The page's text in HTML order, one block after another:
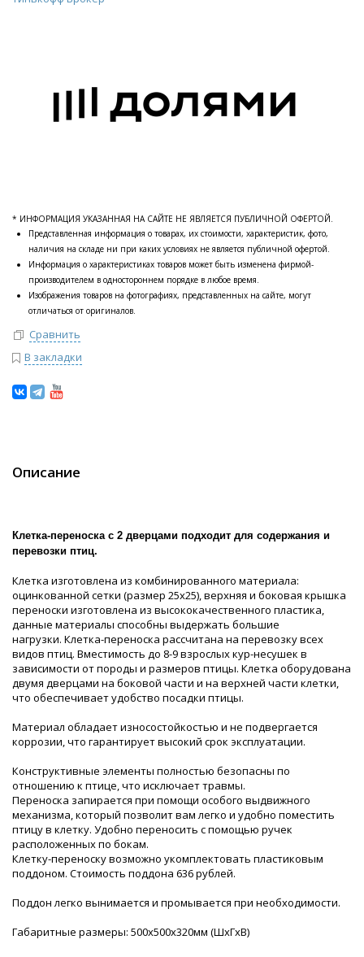
* ИНФОРМАЦИЯ УКАЗАННАЯ НА САЙТЕ НЕ ЯВЛЯЕТСЯ ПУБЛИЧНОЙ ОФЕРТОЙ.
Представленная информация о товарах, их стоимости, характеристик, фото,
наличия на складе ни при каких условиях не является публичной офертой.
Информация о характеристиках товаров может быть изменена фирмой-
производителем в одностороннем порядке в любое время.
Изображения товаров на фотографиях, представленных на сайте, могут
отличаться от оригиналов.
Сравнить
В закладки
Описание
Клетка-переноска с 2 дверцами подходит для содержания и
перевозки птиц.
Клетка изготовлена из комбинированного материала:
оцинкованной сетки (размер 25х25), верхняя и боковая крышка
переноски изготовлена из высококачественного пластика,
данные материалы способны выдержать большие
нагрузки. Клетка-переноска рассчитана на перевозку всех
видов птиц. Вместимость до 8-9 взрослых кур-несушек в
зависимости от породы и размеров птицы. Клетка оборудована
двумя дверцами на боковой части и на верхней части клетки,
что обеспечивает удобство посадки птицы.
Материал обладает износостойкостью и не подвергается
коррозии, что гарантирует высокий срок эксплуатации.
Конструктивные элементы полностью безопасны по
отношению к птице, что исключает травмы.
Переноска запирается при помощи особого выдвижного
механизма, который позволит вам легко и удобно поместить
птицу в клетку. Удобно переносить с помощью ручек
расположенных по бокам.
Клетку-переноску возможно укомплектовать пластиковым
поддоном. Стоимость поддона 636 рублей.
Поддон легко вынимается и промывается при необходимости.
Габаритные размеры: 500х500х320мм (ШхГхВ)